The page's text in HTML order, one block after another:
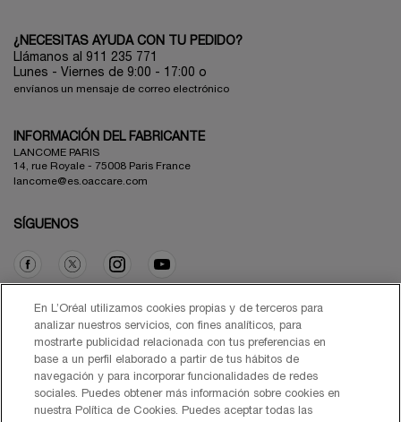
¿NECESITAS AYUDA CON TU PEDIDO?
Llámanos al 911 235 771
Lunes - Viernes de 9:00 - 17:00 o
envíanos un mensaje de correo electrónico
INFORMACIÓN DEL FABRICANTE
LANCOME PARIS
14, rue Royale - 75008 Paris France
lancome@es.oaccare.com
SÍGUENOS
Opción de compra
€ - ES (ES)
En L’Oréal utilizamos cookies propias y de terceros para
analizar nuestros servicios, con fines analíticos, para
mostrarte publicidad relacionada con tus preferencias en
base a un perfil elaborado a partir de tus hábitos de
navegación y para incorporar funcionalidades de redes
sociales. Puedes obtener más información sobre cookies en
nuestra Política de Cookies. Puedes aceptar todas las